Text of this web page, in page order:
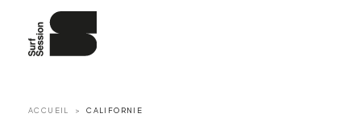
ACCUEIL CALIFORNIE